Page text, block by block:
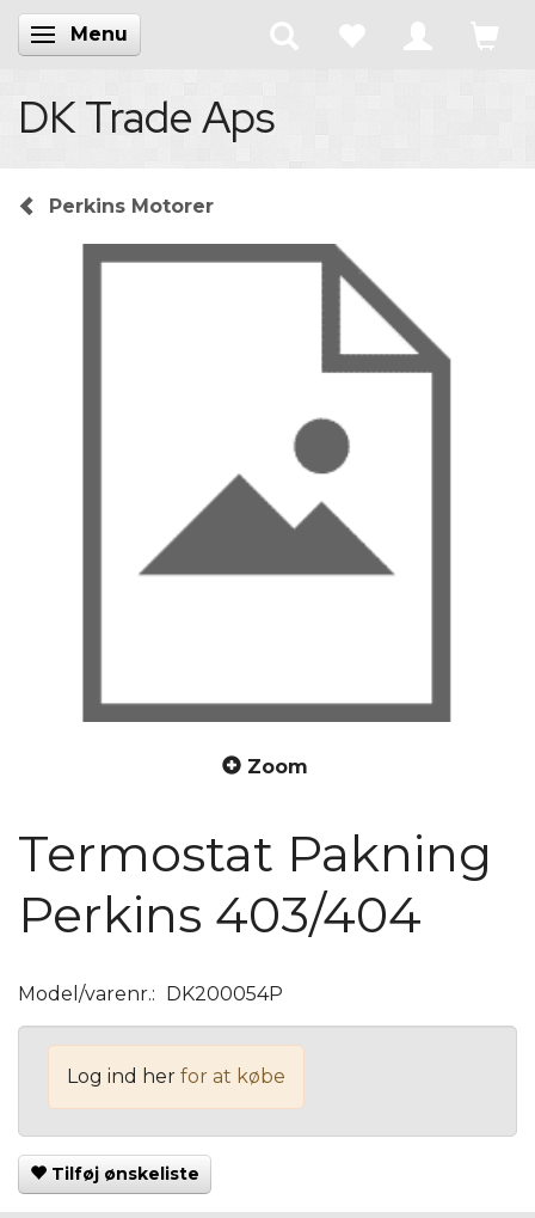
Skifte navigation
Menu
DK Trade Aps
Perkins Motorer
Zoom
Termostat Pakning
Perkins 403/404
Model/varenr.: DK200054P
Log ind her for at købe
Tilføj ønskeliste